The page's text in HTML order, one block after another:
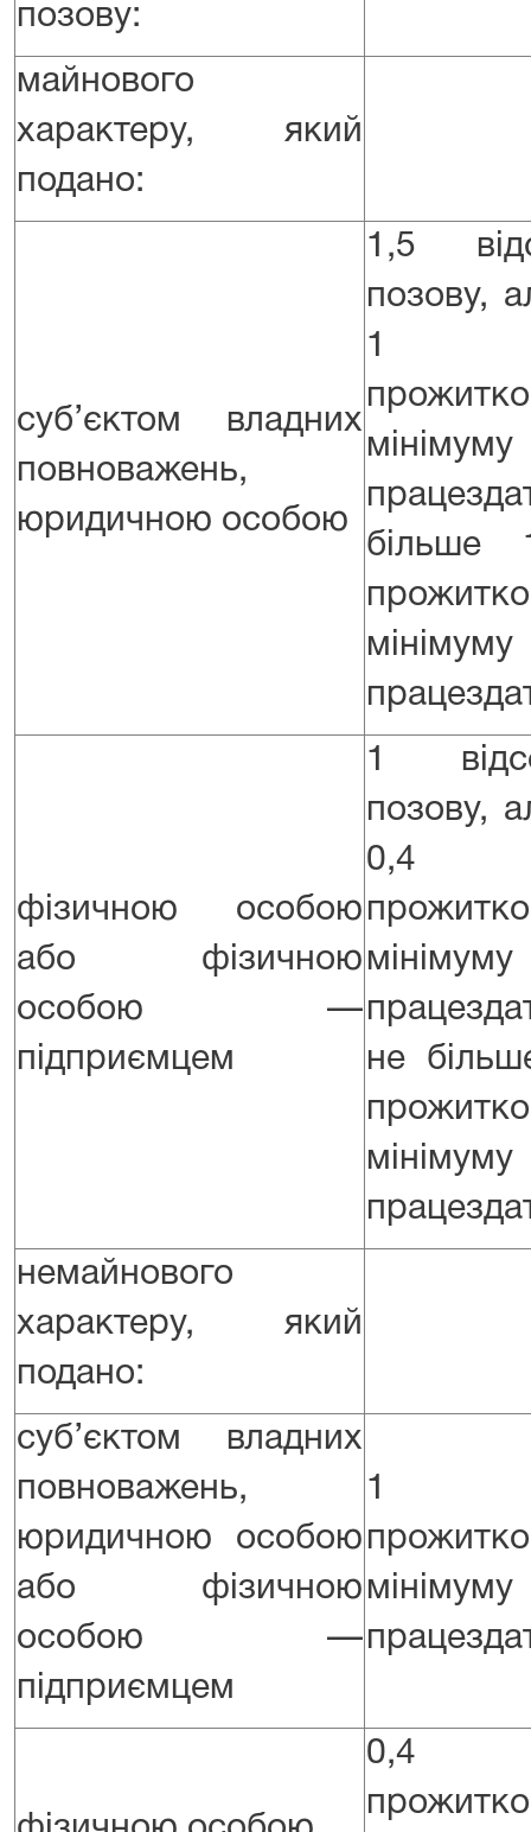
позову:
майнового
характеру, який
подано:
суб’єктом владних
повноважень,
юридичною особою
1,5
позову,
1
більше
фізичною особою
або фізичною
особою —
підприємцем
1
позову,
0,4
не
немайнового
характеру, який
подано:
суб’єктом владних
повноважень,
юридичною особою
або фізичною
особою —
підприємцем
1
0,4